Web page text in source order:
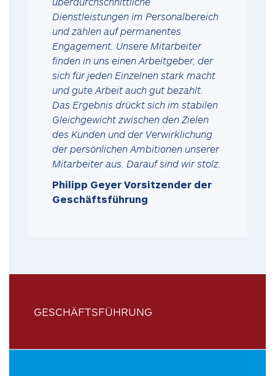
Dienstleistungen im Personalbereich
und zählen auf permanentes
Engagement. Unsere Mitarbeiter
finden in uns einen Arbeitgeber, der
sich für jeden Einzelnen stark macht
und gute Arbeit auch gut bezahlt.
Das Ergebnis drückt sich im stabilen
Gleichgewicht zwischen den Zielen
des Kunden und der Verwirklichung
der persönlichen Ambitionen unserer
Mitarbeiter aus. Darauf sind wir stolz.
Philipp Geyer Vorsitzender der
Geschäftsführung
GESCHÄFTSFÜHRUNG